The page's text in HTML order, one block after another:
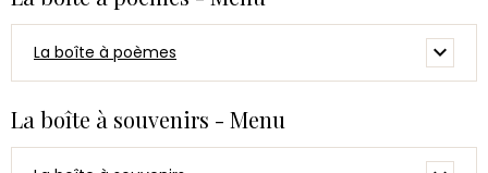
La boîte à poèmes
La boîte à souvenirs - Menu